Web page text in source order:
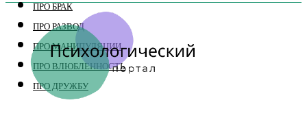
ПРО БРАК
ПРО РАЗВОД
ПРО МАНИПУЛЯЦИИ
ПРО ВЛЮБЛЕННОСТЬ
ПРО ДРУЖБУ